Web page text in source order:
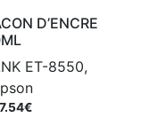
D’ENCRE
ET-8550,
€